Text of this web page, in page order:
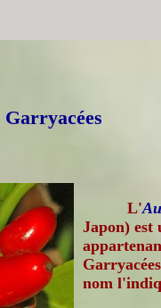
Garryacées
L'
Japon) est
nom